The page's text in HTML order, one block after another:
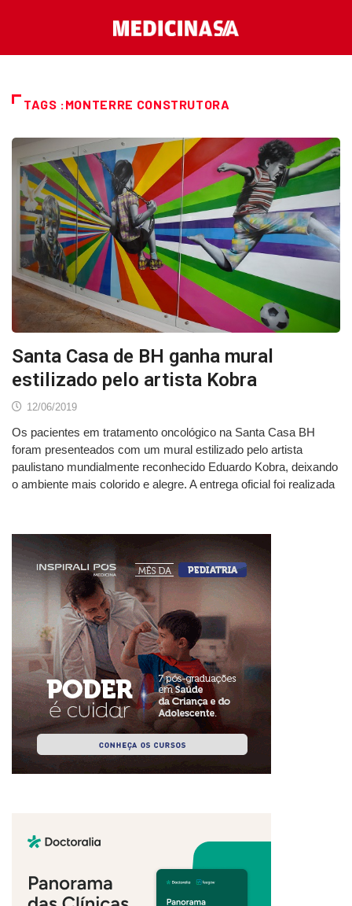
TAGS :MONTERRE CONSTRUTORA
Santa Casa de BH ganha mural
estilizado pelo artista Kobra
12/06/2019
Os pacientes em tratamento oncológico na Santa Casa BH
foram presenteados com um mural estilizado pelo artista
paulistano mundialmente reconhecido Eduardo Kobra, deixando
o ambiente mais colorido e alegre. A entrega oficial foi realizada